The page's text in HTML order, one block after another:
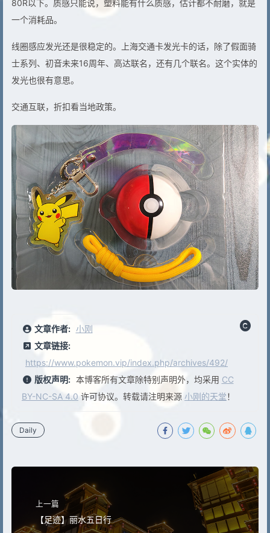
80R以下。质感只能说，塑料能有什么质感，估计都不耐磨，就是
一个消耗品。
线圈感应发光还是很稳定的。上海交通卡发光卡的话，除了假面骑
士系列、初音未来16周年、高达联名，还有几个联名。这个实体的
发光也很有意思。
交通互联，折扣看当地政策。
文章作者: 小刚
文章链接:
https://www.pokemon.vip/index.php/archives/492/
版权声明: 本博客所有文章除特别声明外，均采用 CC
BY-NC-SA 4.0 许可协议。转载请注明来源 小刚的天堂！
Daily
上一篇
【足迹】丽水五日行